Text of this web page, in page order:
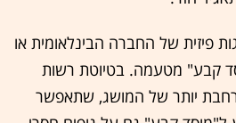
פיזית של החברה הבינלאומית או
קבע" מטעמה. בטיוטת רשות
יותר של המושג, שתאפשר